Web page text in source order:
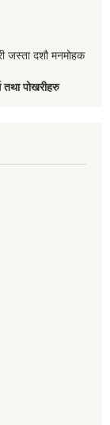
जस्ता दशौ मनमोहक
तथा पोखरीहरु